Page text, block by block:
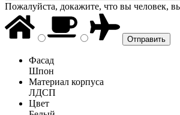
Пожалуйста, докажите, что вы человек,
Фасад
Шпон
Материал корпуса
ЛДСП
Цвет